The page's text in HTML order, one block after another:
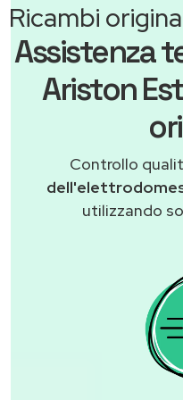
Ricambi
Assistenza
Ariston
Controllo
utilizzando